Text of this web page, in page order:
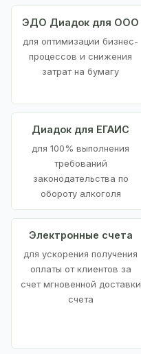
ЭДО Диадок для ООО
для оптимизации бизнес-
процессов и снижения
затрат на бумагу
Диадок для ЕГАИС
для 100% выполнения
требований
законодательства по
обороту алкоголя
Электронные счета
для ускорения получения
оплаты от клиентов за
счет мгновенной доставки
счета